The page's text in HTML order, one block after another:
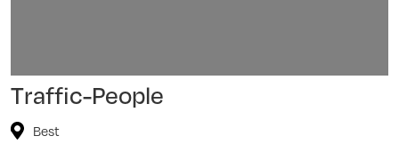
Traffic-People
Best